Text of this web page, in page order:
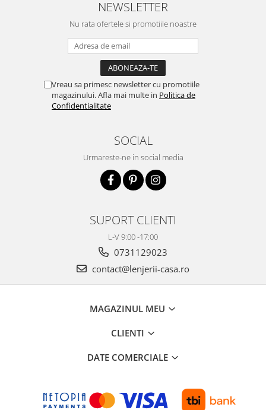
NEWSLETTER
Nu rata ofertele si promotiile noastre
Vreau sa primesc newsletter cu promotiile
magazinului. Afla mai multe in Politica de
Confidentialitate
SOCIAL
Urmareste-ne in social media
SUPORT CLIENTI
L-V 9:00 -17:00
0731129023
contact@lenjerii-casa.ro
MAGAZINUL MEU
CLIENTI
DATE COMERCIALE